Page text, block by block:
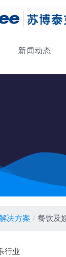
新闻动态
决方案 / 餐饮及
行业